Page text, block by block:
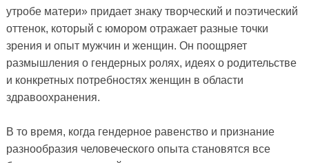
утробе матери» придает знаку творческий и поэтический
оттенок, который с юмором отражает разные точки
зрения и опыт мужчин и женщин. Он поощряет
размышления о гендерных ролях, идеях о родительстве
и конкретных потребностях женщин в области
здравоохранения.
В то время, когда гендерное равенство и признание
разнообразия человеческого опыта становятся все